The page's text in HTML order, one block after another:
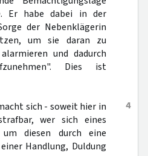
Er habe dabei in der
der Nebenklägerin
um sie daran zu
und dadurch
Dies ist
4
sich - soweit hier in
wer sich eines
um diesen durch eine
Handlung, Duldung